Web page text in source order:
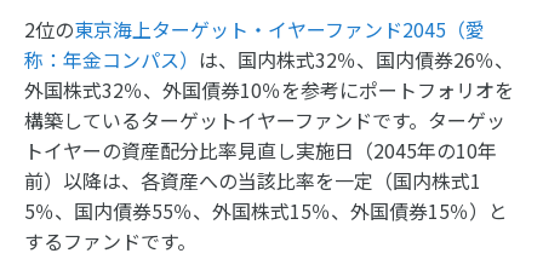
2位の東京海上ターゲット・イヤーファンド2045（愛
称：年金コンパス） は、国内株式32％、国内債券26％、
外国株式32％、外国債券10％を参考にポートフォリオを
構築しているターゲットイヤーファンドです。ターゲッ
トイヤーの資産配分比率見直し実施日（2045年の10年
前）以降は、各資産への当該比率を一定（国内株式1
5％、国内債券55％、外国株式15％、外国債券15％）と
するファンドです。